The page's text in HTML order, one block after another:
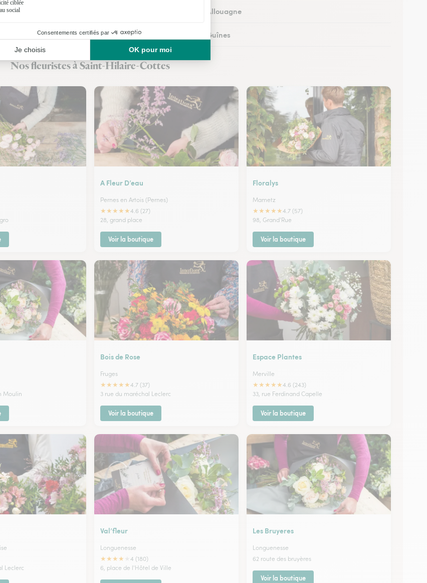
Fleuristes à Allouagne
Fleuristes à Guînes
Fleuristes à Méricourt
Nos fleuristes à Saint-Hilaire-Cottes
A Fleur D’eau
Pernes en Artois (Pernes)
★★★★★4.6 (27)
28, grand place
Voir la boutique
Floralys
Mametz
★★★★★4.7 (57)
98, Grand'Rue
Voir la boutique
Moulin
Bois de Rose
Fruges
★★★★★4.7 (37)
3 rue du maréchal Leclerc
Voir la boutique
Espace Plantes
Merville
★★★★★4.6 (243)
33, rue Ferdinand Capelle
Voir la boutique
Leclerc
Val’fleur
Longuenesse
★★★★
4 (180)
6, place de l'Hôtel de Ville
Les Bruyeres
Longuenesse
62 route des bruyères
Voir la boutique